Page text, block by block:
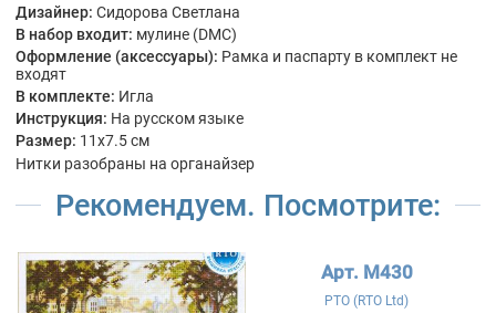
Дизайнер: Сидорова Светлана
В набор входит: мулине (DMC)
Оформление (аксессуары): Рамка и паспарту в комплект не
входят
В комплекте: Игла
Инструкция: На русском языке
Размер: 11x7.5 см
Нитки разобраны на органайзер
Рекомендуем. Посмотрите:
Арт. M430
РТО (RTO Ltd)